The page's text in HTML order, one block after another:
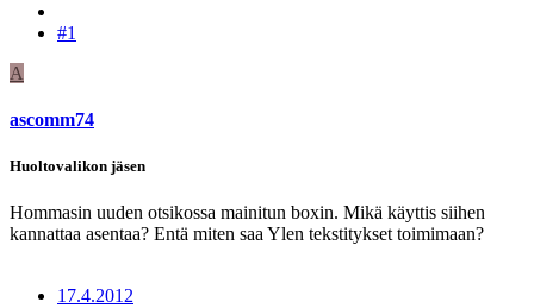
#1
A
ascomm74
Huoltovalikon jäsen
Hommasin uuden otsikossa mainitun boxin. Mikä käyttis siihen
kannattaa asentaa? Entä miten saa Ylen tekstitykset toimimaan?
17.4.2012